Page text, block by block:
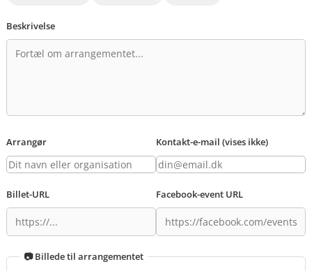
Beskrivelse
Arrangør Kontakt-e-mail (vises ikke)
Billet-URL Facebook-event URL
📷 Billede til arrangementet